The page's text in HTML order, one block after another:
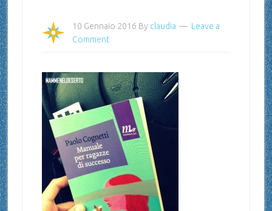
10 Gennaio 2016 By claudia
Leave a
Comment